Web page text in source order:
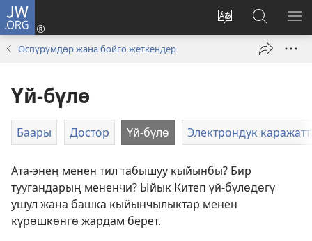
JW.ORG
Башка
тандоо
Кирүү
(жаңы
JW.ORG
сайтынан
Өспүрүмдөр жана бойго жеткендер
Үй-бүлө
Баары Достор Үй-бүлө Электрондук
Ата-энең менен тил табышуу кыйынбы? Бир
туугандарың мененчи? Ыйык Китеп үй-бүлөдөгү
ушул жана башка кыйынчылыктар менен
күрөшкөнгө жардам берет.